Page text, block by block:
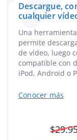
Descargue,
cualquier
Una
permite
de vídeo, luego
compatible con
iPod, Android o
Conocer más
$